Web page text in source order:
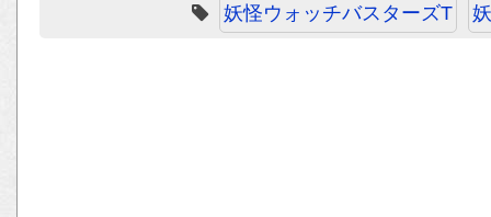
妖怪ウォッチバスターズT